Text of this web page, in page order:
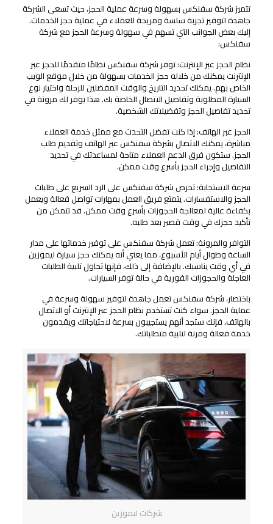
تتميز شركة سفنكس بسهولة وسرعة عملية الحجز، حيث تسعى الشركة
جاهدة لتوفير تجربة سلسة ومريحة للعملاء في عملية حجز الخدمات.
إليك بعض الجوانب التي تسهم في سهولة وسرعة الحجز مع شركة
سفنكس:
نظام الحجز عبر الإنترنت: توفر شركة سفنكس نظامًا متقدمًا للحجز عبر
الإنترنت يمكنك من خلاله حجز الخدمات بسهولة من خلال موقع الويب
الخاص بهم. يمكنك تحديد التاريخ والوقت المفضلين للرحلة واختيار نوع
السيارة المطلوبة وتفاصيل الاتصال الخاصة بك. هذا يوفر لك مرونة في
تحديد تفاصيل الحجز وتفضيلاتك الشخصية.
الحجز عبر الهاتف: إذا كنت تفضل التحدث مع ممثل خدمة العملاء
مباشرة، يمكنك الاتصال بشركة سفنكس عبر الهاتف وتقديم طلب
الحجز. ستكون فرق الدعم العملاء متاحة لمساعدتك في تحديد
التفاصيل وإجراء الحجز بأسرع وقت ممكن.
سرعة الاستجابة: تحرص شركة سفنكس على الرد السريع على طلبات
الحجز والاستفسارات. يتمتع فريق العمل بمهارات تواصل فعالة ويعمل
بكفاءة عالية لمعالجة الحجوزات بأسرع وقت ممكن. قد تتمكن من
تأكيد حجزك في وقت قصير بعد طلبه.
التوافر والمرونة: تعمل شركة سفنكس على توفير خدماتها على مدار
الساعة وطوال أيام الأسبوع، مما يعني أنه يمكنك حجز سيارة ليموزين
في أي وقت يناسبك. بالإضافة إلى ذلك، فإنها تحاول تلبية الطلبات
العاجلة والحجوزات الفورية في حالة توفر السيارات.
باختصار، شركة سفنكس تعمل جاهدة لتوفير سهولة وسرعة في
عملية الحجز. سواء كنت تستخدم نظام الحجز عبر الإنترنت أو الاتصال
بالهاتف، فإنك ستجد أنهم يستجيبون بسرعة لاحتياجاتك ويقدمون
خدمة فعالة ومرنة لتلبية متطلباتك.
شركات ليموزين